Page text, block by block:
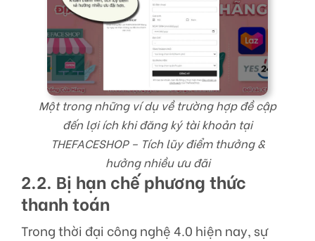
Một trong những ví dụ về trường hợp đề cập
đến lợi ích khi đăng ký tài khoản tại
THEFACESHOP – Tích lũy điểm thưởng &
hưởng nhiều ưu đãi
2.2. Bị hạn chế phương thức
thanh toán
Trong thời đại công nghệ 4.0 hiện nay, sự